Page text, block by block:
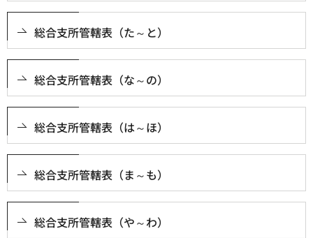
総合支所管轄表（た～と）
総合支所管轄表（な～の）
総合支所管轄表（は～ほ）
総合支所管轄表（ま～も）
総合支所管轄表（や～わ）